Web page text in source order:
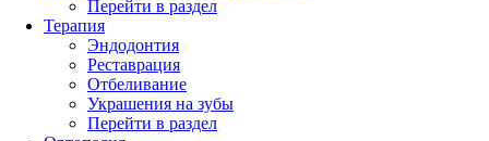
Перейти в раздел
Терапия
Эндодонтия
Реставрация
Отбеливание
Украшения на зубы
Перейти в раздел